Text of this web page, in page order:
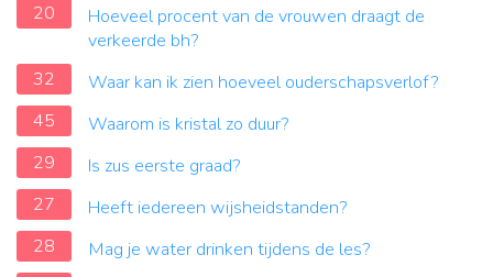
20
Hoeveel procent van de vrouwen draagt de
verkeerde bh?
32
Waar kan ik zien hoeveel ouderschapsverlof?
45
Waarom is kristal zo duur?
29
Is zus eerste graad?
27
Heeft iedereen wijsheidstanden?
28
Mag je water drinken tijdens de les?